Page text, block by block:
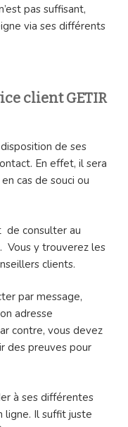
pas suffisant,
via ses différents
client GETIR
de ses
En effet, il sera
cas de souci ou
de consulter au
Vous y trouverez les
clients.
par message,
adresse
contre, vous devez
des preuves pour
à ses différentes
ligne. Il suffit juste